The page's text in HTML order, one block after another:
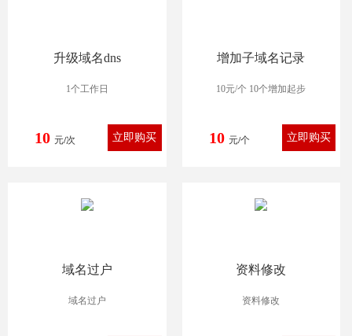
升级域名dns
1个工作日
10 元/次
增加子域名记录
10元/个 10个增加起步
10 元/个
域名过户
域名过户
资料修改
资料修改